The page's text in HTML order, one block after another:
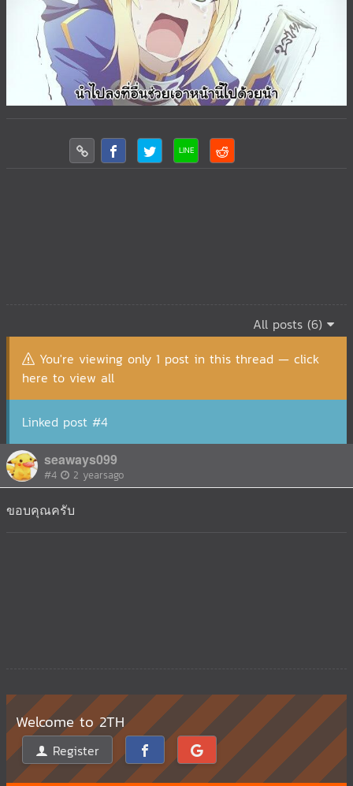
All posts (6)
You're viewing only 1 post in this thread — click
here to view all
Linked post #4
seaways099
#4 2 yearsago
ขอบคุณครับ
Welcome to 2TH
Register